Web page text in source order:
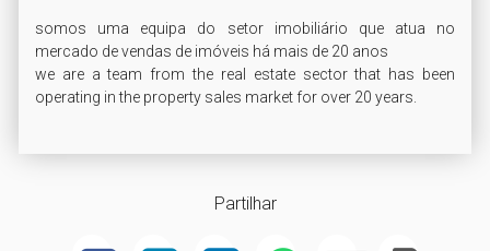
Partilhar
somos uma equipa do setor imobiliário que atua no
mercado de vendas de imóveis há mais de 20 anos
we are a team from the real estate sector that has been
operating in the property sales market for over 20 years.